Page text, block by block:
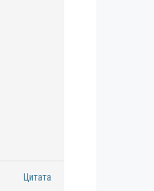
Цитата